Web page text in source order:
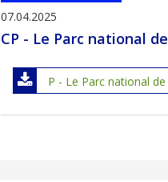
07.04.2025
CP - Le Parc national
P - Le Parc national